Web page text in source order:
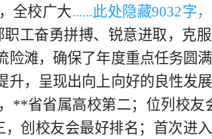
全校广大......此处隐藏9032字
工奋勇拼搏、锐意进取，克
险滩，确保了年度重点任务圆
升，呈现出向上向好的 良性发
**省省属高校第二；位列校友
，创校友会最好排名；首次进入